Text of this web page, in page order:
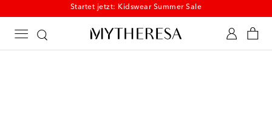
Startet jetzt: Kidswear Summer Sale